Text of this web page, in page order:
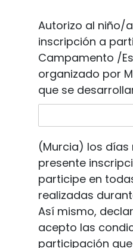
Autorizo al niño/
inscripción a
Campamento /
organizado por
que se
(Murcia) los días
presente
participe en
realizadas
Así mismo,
acepto las
participación